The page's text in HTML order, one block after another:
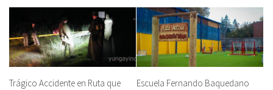
Trágico Accidente en Ruta que
Escuela Fernando Baquedano